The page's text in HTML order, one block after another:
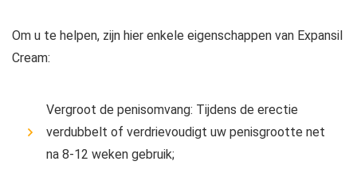
Om u te helpen, zijn hier enkele eigenschappen van Expansil
Cream:
Vergroot de penisomvang: Tijdens de erectie
verdubbelt of verdrievoudigt uw penisgrootte net
na 8-12 weken gebruik;